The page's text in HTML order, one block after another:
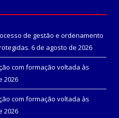
de gestão e ordenamento
6 de agosto de 2026
com formação voltada às
2026
com formação voltada às
2026